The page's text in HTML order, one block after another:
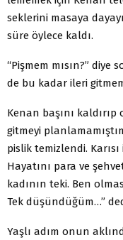
seklerini masaya
süre öylece kaldı.
“Pişmem mısın?” diye
de bu kadar ileri
Kenan başını
gitmeyi
pislik temizlendi.
Hayatını para ve
kadının teki. Ben
Tek düşündüğüm…”
Yaşlı adım onun